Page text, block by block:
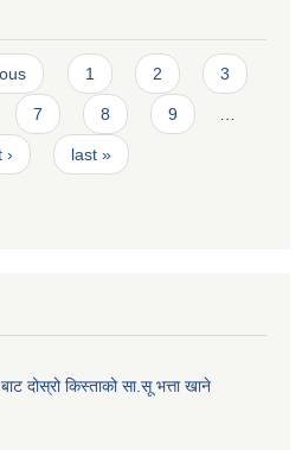
1 2 3
7 8 9
› last »
दोस्रो किस्ताको सा.सू भत्ता खाने